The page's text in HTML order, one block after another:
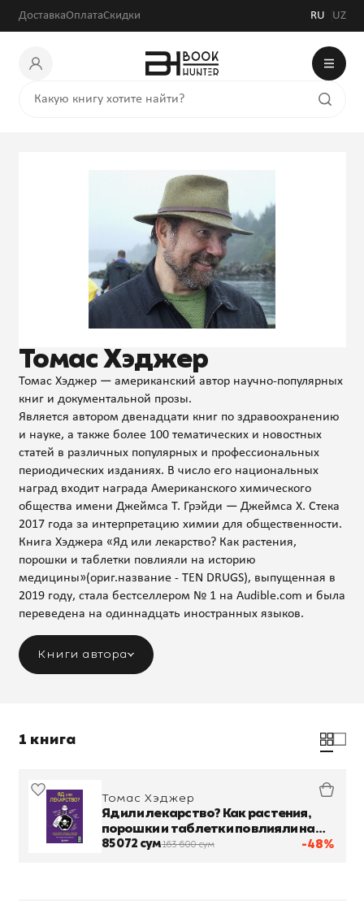
ДоставкаОплатаСкидки RU UZ
Томас Хэджер
Томас Хэджер — американский автор научно-популярных
книг и документальной прозы.
Является автором двенадцати книг по здравоохранению
и науке, а также более 100 тематических и новостных
статей в различных популярных и профессиональных
периодических изданиях. В число его национальных
наград входит награда Американского химического
общества имени Джеймса Т. Грэйди — Джеймса Х. Стека
2017 года за интерпретацию химии для общественности.
Книга Хэджера «Яд или лекарство? Как растения,
порошки и таблетки повлияли на историю
медицины»(ориг.название - TEN DRUGS), выпущенная в
2019 году, стала бестселлером № 1 на Audible.com и была
переведена на одиннадцать иностранных языков.
Книги автора
1 книга
-48%
Томас Хэджер
Яд или лекарство? Как растения,
порошки и таблетки повлияли на
историю медицины
85 072 сум163 600 сум